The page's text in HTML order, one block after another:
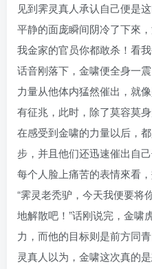
见到霁灵真人承认自己便是
平静的面庞瞬间阴冷了下來
我金家的官员你都敢杀！看
话音刚落下，金啸便全身一
力量从他体内猛然催出，就
有征兆，此时，除了莫容莫
在感受到金啸的力量以后，
步，并且他们还迅速催出自
每个人脸上痛苦的表情來看，
“霁灵老秃驴，今天我便要将
地解散吧！”话刚说完，金啸
力，而他的目标则是前方同
灵真人以为，金啸这次真的